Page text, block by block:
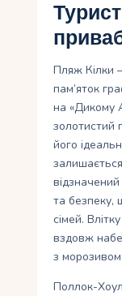
Пляж Кілки
пам’яток
на «Дикому
золотистий
його
та безпеку,
сімей.
вздовж
з морозивом.
Поллок-